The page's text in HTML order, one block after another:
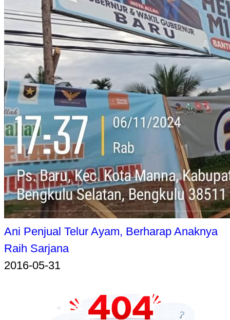
Ani Penjual Telur Ayam, Berharap Anaknya
Raih Sarjana
2016-05-31